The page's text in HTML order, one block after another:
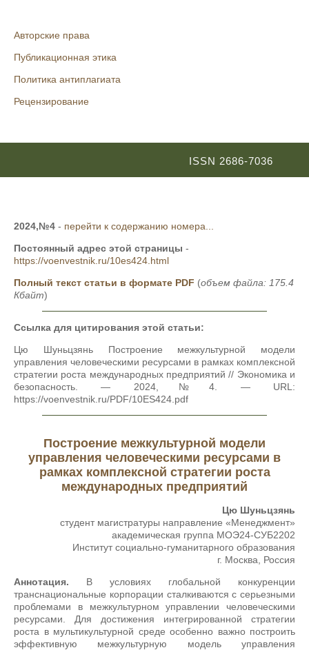
Авторские права
Публикационная этика
Политика антиплагиата
Рецензирование
ISSN 2686-7036
2024,№4 - перейти к содержанию номера...
Постоянный адрес этой страницы -
https://voenvestnik.ru/10es424.html
Полный текст статьи в формате PDF (объем файла: 175.4
Кбайт)
Ссылка для цитирования этой статьи:
Цю Шуньцзянь Построение межкультурной модели
управления человеческими ресурсами в рамках комплексной
стратегии роста международных предприятий // Экономика и
безопасность. — 2024,№4. — URL:
https://voenvestnik.ru/PDF/10ES424.pdf
Построение межкультурной модели
управления человеческими ресурсами в
рамках комплексной стратегии роста
международных предприятий
Цю Шуньцзянь
студент магистратуры направление «Менеджмент»
академическая группа МOЭ24-СУБ2202
Институт социально-гуманитарного образования
г. Москва, Россия
Аннотация. В условиях глобальной конкуренции
транснациональные корпорации сталкиваются с серьезными
проблемами в межкультурном управлении человеческими
ресурсами. Для достижения интегрированной стратегии
роста в мультикультурной среде особенно важно построить
эффективную межкультурную модель управления